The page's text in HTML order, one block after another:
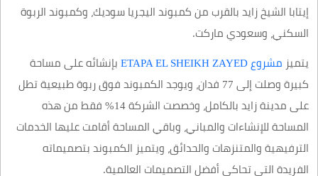
إيتابا الشيخ زايد بالقرب من كمبوند اليجريا سوديك، وكمبوند الربوة
السكني، وسعودي ماركت.
يتميز مشروع ETAPA EL SHEIKH ZAYED
بإنشائه على مساحة
كبيرة وصلت إلى 77 فدان، ويوجد الكمبوند فوق ربوة طبيعية تطل
على مدينة زايد بالكامل، وخصصت الشركة 14% فقط من هذه
المساحة للإنشاءات والمباني، وباقي المساحة أقامت عليها الخدمات
الترفيهية والمتنزهات والحدائق، ويتميز الكمبوند بتصميماته
الفريدة التي تحاكي أفضل التصميمات العالمية.